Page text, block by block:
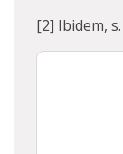
[2] Ibidem,